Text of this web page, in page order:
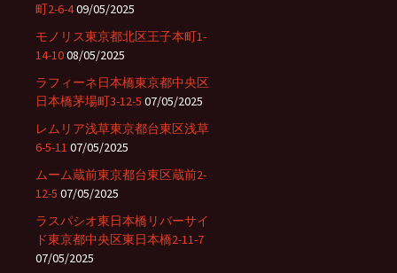
町2-6-409/05/2025
モノリス東京都北区王子本町1-
14-1008/05/2025
ラフィーネ日本橋東京都中央区
日本橋茅場町3-12-5 07/05/2025
レムリア浅草東京都台東区浅草
6-5-11 07/05/2025
ムーム蔵前東京都台東区蔵前2-
12-5 07/05/2025
ラスパシオ東日本橋リバーサイ
ド東京都中央区東日本橋2-11-7
07/05/2025